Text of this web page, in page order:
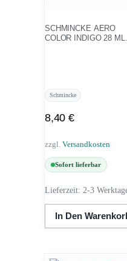
SCHMINCKE AERO
COLOR INDIGO 28 ML.
Schmincke
8,40€
zzgl. Versandkosten
Sofort lieferbar
Lieferzeit: 2-3
In Den